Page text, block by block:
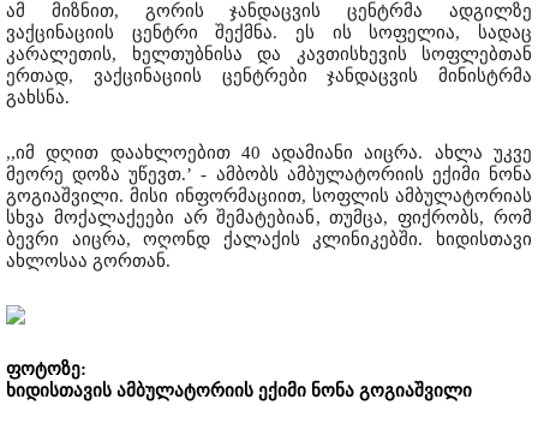
ამ მიზნით, გორის ჯანდაცვის ცენტრმა ადგილზე
ვაქცინაციის ცენტრი შექმნა. ეს ის სოფელია, სადაც
კარალეთის, ხელთუბნისა და კავთისხევის სოფლებთან
ერთად, ვაქცინაციის ცენტრები ჯანდაცვის მინისტრმა
გახსნა.
,,იმ დღით დაახლოებით 40 ადამიანი აიცრა. ახლა უკვე
მეორე დოზა უწევთ.’ - ამბობს ამბულატორიის ექიმი ნონა
გოგიაშვილი. მისი ინფორმაციით, სოფლის ამბულატორიას
სხვა მოქალაქეები არ შემატებიან, თუმცა, ფიქრობს, რომ
ბევრი აიცრა, ოღონდ ქალაქის კლინიკებში. ხიდისთავი
ახლოსაა გორთან.
ფოტოზე:
ხიდისთავის ამბულატორიის ექიმი ნონა გოგიაშვილი